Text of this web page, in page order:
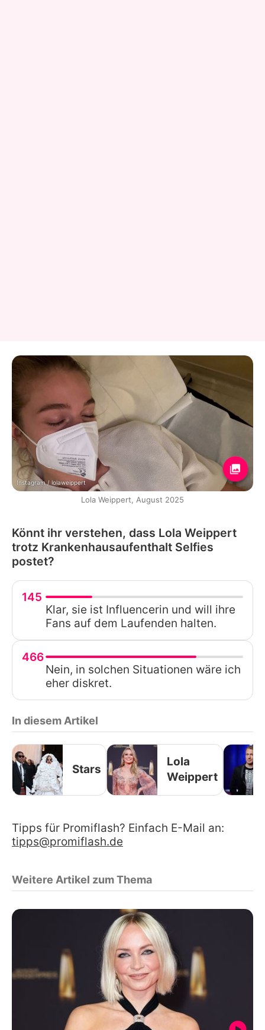
Instagram / lolaweippert
Lola Weippert, August 2025
Könnt ihr verstehen, dass Lola Weippert
trotz Krankenhausaufenthalt Selfies
postet?
145
Klar, sie ist Influencerin und will ihre
Fans auf dem Laufenden halten.
466
Nein, in solchen Situationen wäre ich
eher diskret.
In diesem Artikel
Stars
Lola
Weippert
Tipps für Promiflash? Einfach E-Mail an:
tipps@promiflash.de
Weitere Artikel zum Thema